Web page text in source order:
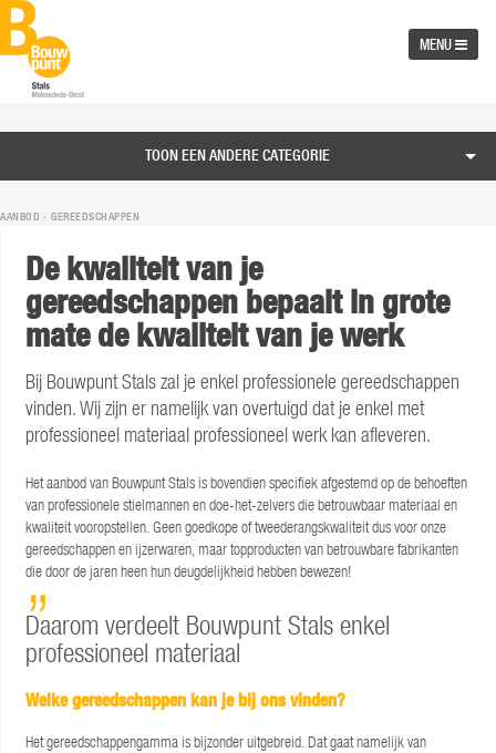
MENU
TOON EEN ANDERE CATEGORIE
AANBOD › GEREEDSCHAPPEN
De kwaliteit van je
gereedschappen bepaalt in grote
mate de kwaliteit van je werk
Bij Bouwpunt Stals zal je enkel professionele gereedschappen
vinden. Wij zijn er namelijk van overtuigd dat je enkel met
professioneel materiaal professioneel werk kan afleveren.
Het aanbod van Bouwpunt Stals is bovendien specifiek afgestemd op de behoeften
van professionele stielmannen en doe-het-zelvers die betrouwbaar materiaal en
kwaliteit vooropstellen. Geen goedkope of tweederangskwaliteit dus voor onze
gereedschappen en ijzerwaren, maar topproducten van betrouwbare fabrikanten
die door de jaren heen hun deugdelijkheid hebben bewezen!
Daarom verdeelt Bouwpunt Stals enkel
professioneel materiaal
Welke gereedschappen kan je bij ons vinden?
Het gereedschappengamma is bijzonder uitgebreid. Dat gaat namelijk van